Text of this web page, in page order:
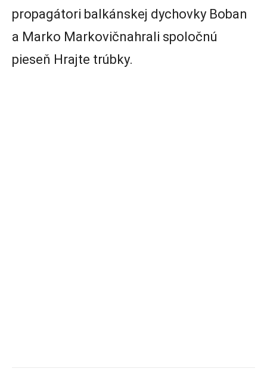
propagátori balkánskej dychovky Boban
a Marko Markovičnahrali spoločnú
pieseň Hrajte trúbky.